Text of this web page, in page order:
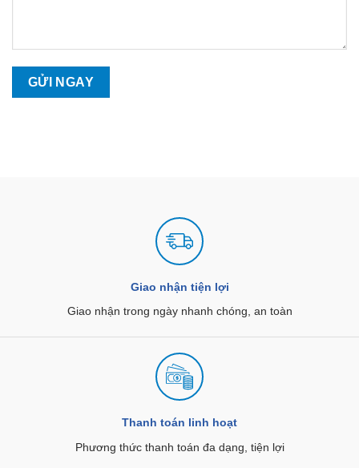
Giao nhận tiện lợi
Giao nhận trong ngày nhanh chóng, an toàn
Thanh toán linh hoạt
Phương thức thanh toán đa dạng, tiện lợi